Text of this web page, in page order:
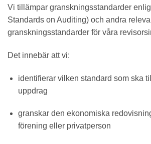
Vi tillämpar granskningsstandarder
Standards on Auditing) och andra
granskningsstandarder för våra
Det innebär att vi:
identifierar vilken standard som ska
uppdrag
granskar den ekonomiska
förening eller privatperson